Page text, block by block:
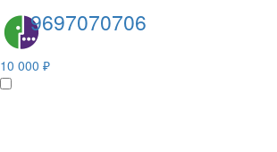
9697070706
10 000 ₽